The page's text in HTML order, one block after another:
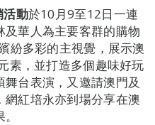
活動於10月9至12日一連
華人為主要客群的購物
紛多彩的主視覺，展示澳
素，並打造多個趣味好玩
台表演，又邀請澳門及
紅培永亦到場分享在澳